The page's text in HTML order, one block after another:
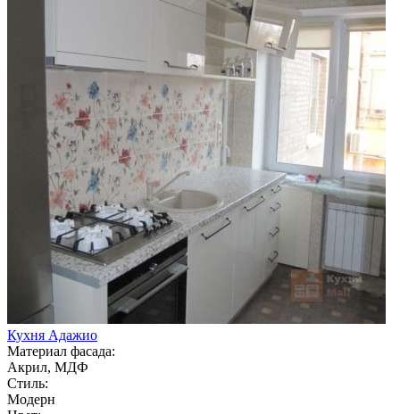
Кухня Адажио
Материал фасада:
Акрил, МДФ
Стиль:
Модерн